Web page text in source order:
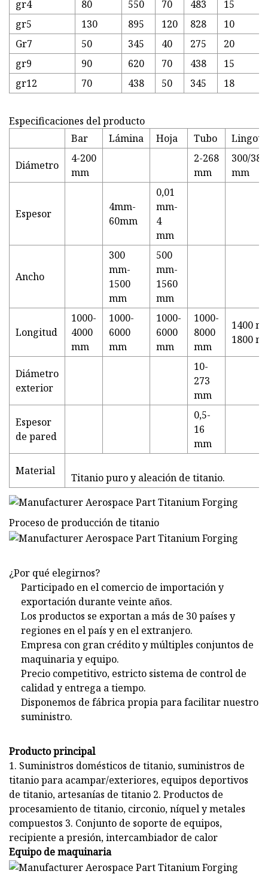
gr4 80 550 70 483
15
gr5
130 895 120 828
10
Gr7
50 345 40 275
20
gr9
90 620 70 438
15
gr12
70 438 50 345 18
Especificaciones del producto
Bar
Lámina Hoja Tubo Lingote
Diámetro
4-200
mm
2-268
mm
300/
mm
Espesor
4mm-
60mm
0,01
mm-
4
mm
Ancho
300
mm-
1500
mm
500
mm-
1560
mm
Longitud
1000-
4000
mm
1000-
6000
mm
1000-
6000
mm
1000-
8000
mm
1400
1800
Diámetro
exterior
10-
273
mm
Espesor
de pared
0,5-
16
mm
Material
Titanio puro y aleación de titanio.
Proceso de producción de titanio
¿Por qué elegirnos?
Participado en el comercio de importación y
exportación durante veinte años.
Los productos se exportan a más de 30 países y
regiones en el país y en el extranjero.
Empresa con gran crédito y múltiples conjuntos de
maquinaria y equipo.
Precio competitivo, estricto sistema de control de
calidad y entrega a tiempo.
Disponemos de fábrica propia para facilitar nuestro
suministro.
Producto principal
1. Suministros domésticos de titanio, suministros de
titanio para acampar/exteriores, equipos deportivos
de titanio, artesanías de titanio 2. Productos de
procesamiento de titanio, circonio, níquel y metales
compuestos 3. Conjunto de soporte de equipos,
recipiente a presión, intercambiador de calor
Equipo de maquinaria